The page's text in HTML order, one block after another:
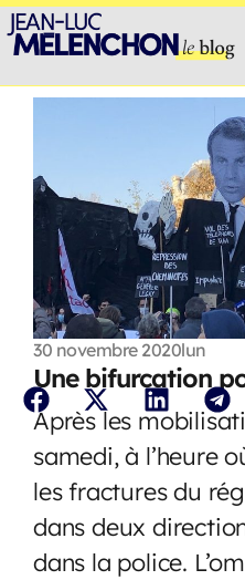
30 novembre 2020lun
Une bifurcation
Après les
samedi, à l’heure
les fractures du
dans deux
dans la police.